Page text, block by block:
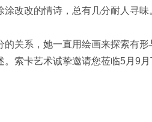
改改的情诗，总有几分耐人寻味
关系，她一直用绘画来探索有
索卡艺术诚挚邀请您莅临5月9